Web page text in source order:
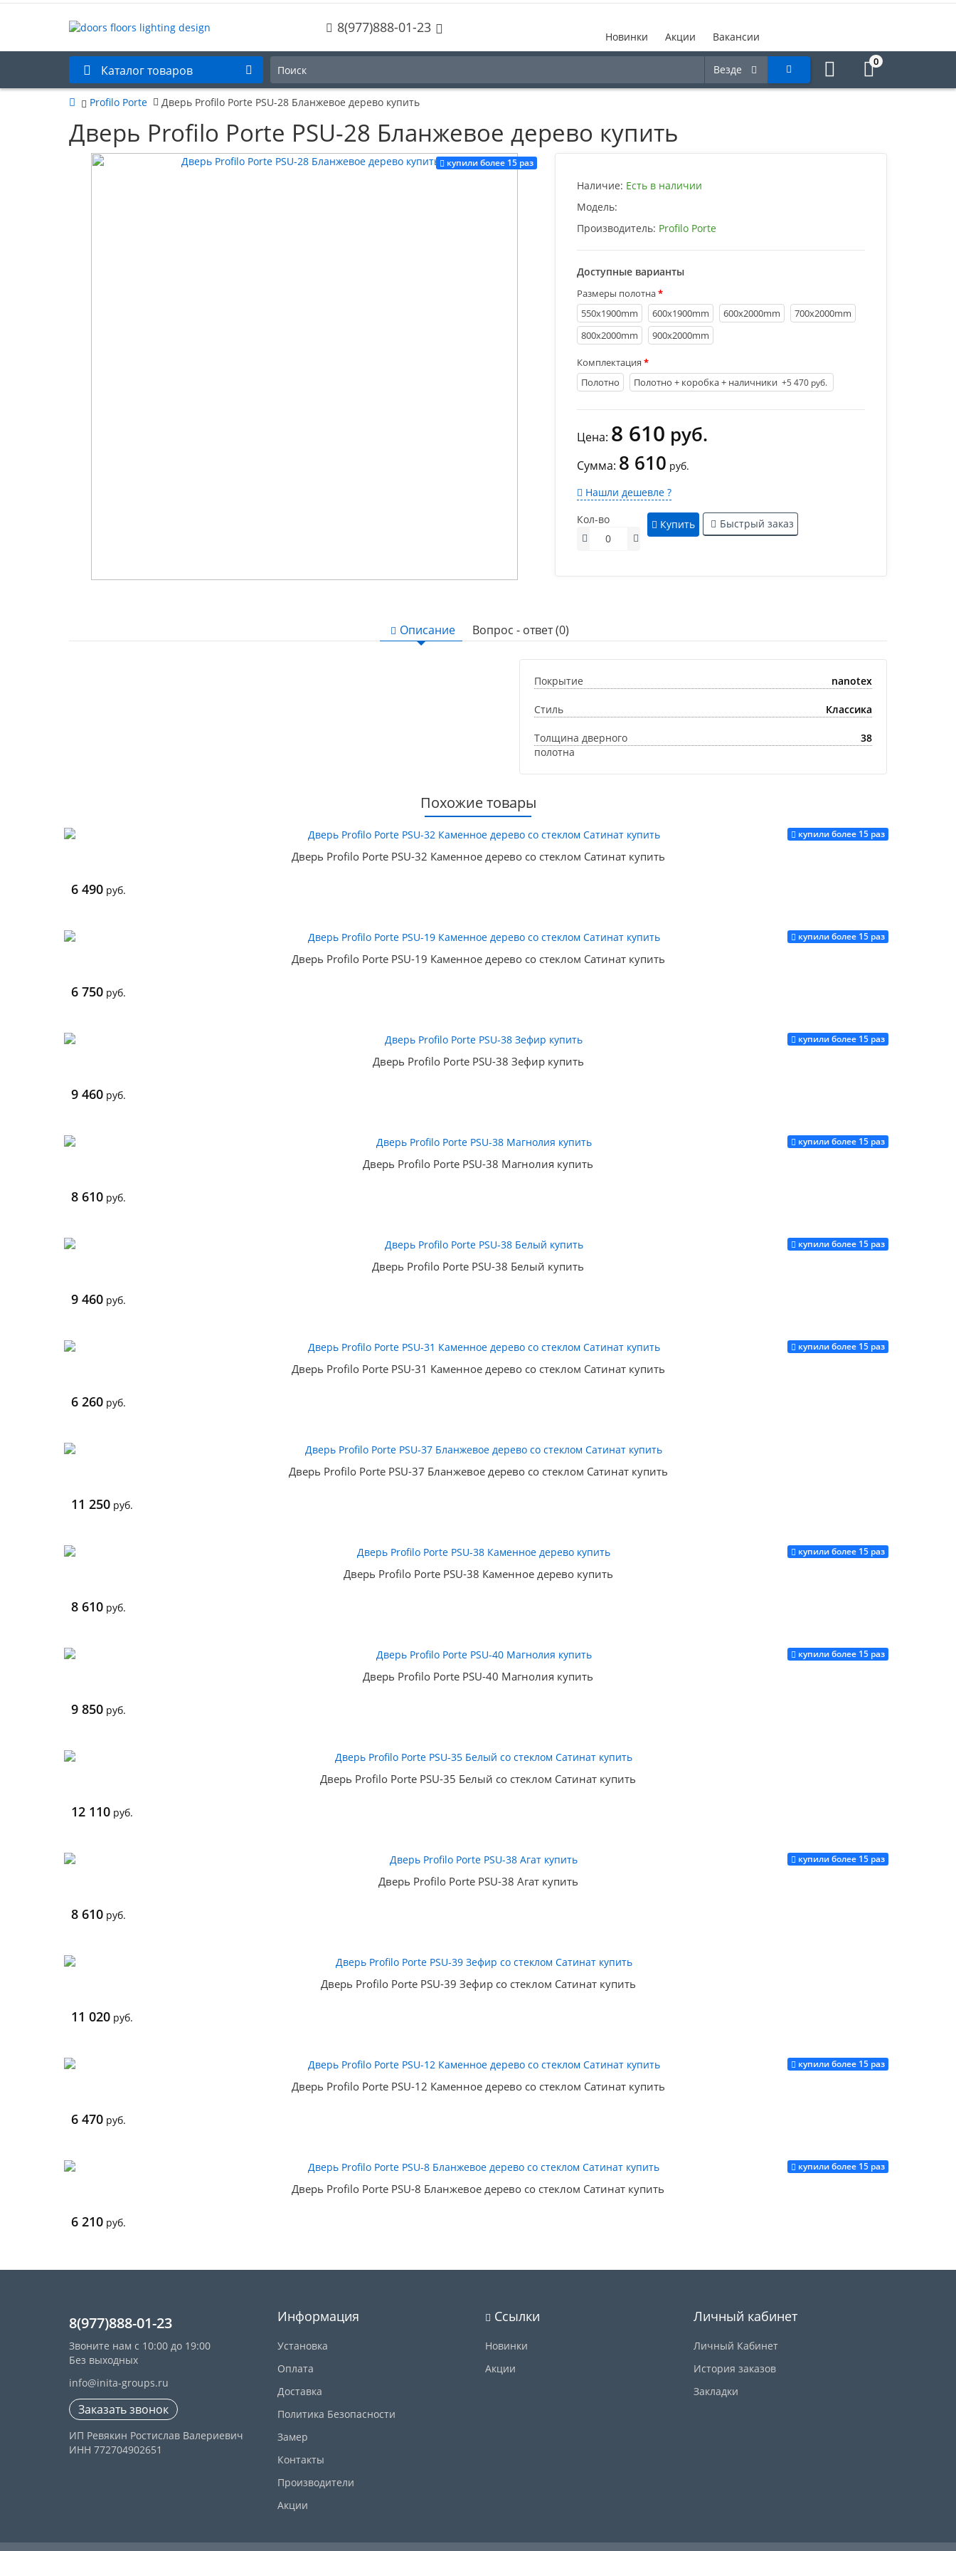
8(977)888-01-23
Новинки Акции Вакансии
Каталог товаров Везде
0
Profilo Porte Дверь Profilo Porte PSU-28 Бланжевое дерево купить
Дверь Profilo Porte PSU-28 Бланжевое дерево купить
купили более 15 раз
Наличие: Есть в наличии
Модель:
Производитель: Profilo Porte
Доступные варианты
Размеры полотна
550х1900mm
600х1900mm 600х2000mm
700х2000mm
800х2000mm
900х2000mm
Комплектация
Полотно
Полотно + коробка + наличники +5 470 руб.
Цена: 8 610 руб.
Сумма: 8 610 руб.
Нашли дешевле ?
Кол-во
Купить Быстрый заказ
Описание Вопрос - ответ (0)
Покрытие nanotex
Стиль Классика
Толщина дверного
полотна
38
Похожие товары
купили более 15 раз
Дверь Profilo Porte PSU-32 Каменное дерево со стеклом Сатинат купить
6 490 руб.
Купить
купили более 15 раз
Дверь Profilo Porte PSU-19 Каменное дерево со стеклом Сатинат купить
6 750 руб.
Купить
купили более 15 раз
Дверь Profilo Porte PSU-38 Зефир купить
9 460 руб.
Купить
купили более 15 раз
Дверь Profilo Porte PSU-38 Магнолия купить
8 610 руб.
Купить
купили более 15 раз
Дверь Profilo Porte PSU-38 Белый купить
9 460 руб.
Купить
купили более 15 раз
Дверь Profilo Porte PSU-31 Каменное дерево со стеклом Сатинат купить
6 260 руб.
Дверь Profilo Porte PSU-37 Бланжевое дерево со стеклом Сатинат купить
11 250 руб.
Купить
купили более 15 раз
Дверь Profilo Porte PSU-38 Каменное дерево купить
8 610 руб.
Купить
купили более 15 раз
Дверь Profilo Porte PSU-40 Магнолия купить
9 850 руб.
Дверь Profilo Porte PSU-35 Белый со стеклом Сатинат купить
12 110 руб.
Купить
купили более 15 раз
Дверь Profilo Porte PSU-38 Агат купить
8 610 руб.
Дверь Profilo Porte PSU-39 Зефир со стеклом Сатинат купить
11 020 руб.
Купить
купили более 15 раз
Дверь Profilo Porte PSU-12 Каменное дерево со стеклом Сатинат купить
6 470 руб.
Купить
купили более 15 раз
Дверь Profilo Porte PSU-8 Бланжевое дерево со стеклом Сатинат купить
6 210 руб.
Купить
8(977)888-01-23
Звоните нам с 10:00 до 19:00
Без выходных
info@inita-groups.ru
Заказать звонок
ИП Ревякин Ростислав Валериевич
ИНН 772704902651
Информация
Установка
Оплата
Доставка
Политика Безопасности
Замер
Контакты
Производители
Акции
Ссылки
Новинки
Акции
Личный кабинет
Личный Кабинет
История заказов
Закладки